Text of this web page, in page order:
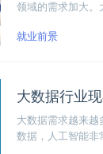
领域的需求加大。
就业前景
大数据行业
大数据需求越来
数据，人工智能非